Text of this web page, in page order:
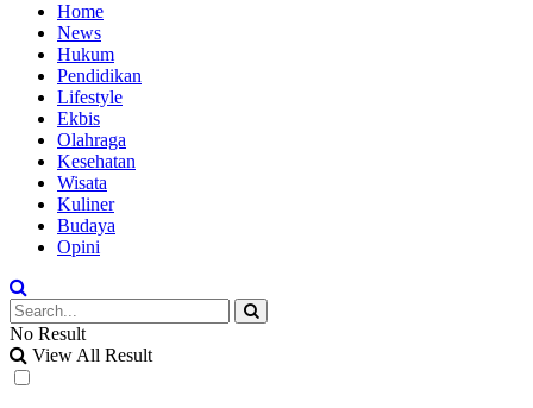
Home
News
Hukum
Pendidikan
Lifestyle
Ekbis
Olahraga
Kesehatan
Wisata
Kuliner
Budaya
Opini
No Result
View All Result